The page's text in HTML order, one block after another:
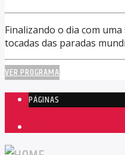
Finalizando o dia com
tocadas das paradas
VER PROGRAMA
PÁGINAS